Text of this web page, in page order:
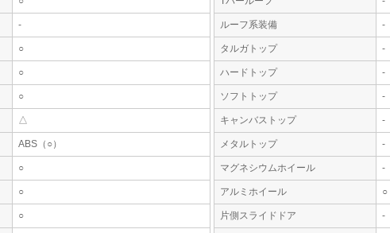
-
○
○
○
△
ABS（○）
○
○
○
ルーフ系装備 -
タルガトップ -
ハードトップ -
ソフトトップ -
キャンバストップ -
メタルトップ -
マグネシウムホイール -
アルミホイール ○
片側スライドドア -